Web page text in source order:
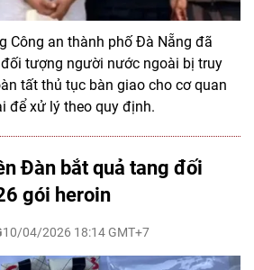
Công an thành phố Đà Nẵng đã
tượng người nước ngoài bị truy
tất thủ tục bàn giao cho cơ quan
để xử lý theo quy định.
Đàn bắt quả tang đối
gói heroin
10/04/2026 18:14 GMT+7